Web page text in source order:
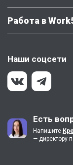
Работа в
Наши соцсети
Есть
Напишите
— директору